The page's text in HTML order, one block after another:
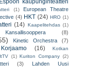
Espoon kaupunginteatteri
(1)
European Theatre
(4) HKT (24) HRO (1)
(14) Kaapelitehdas (1)
Kansallisooppera (8)
Kinetic Orchestra (7)
Korjaamo (16)
Kotkan
(1) Kuriton Company (2)
(3)
Lahden Uusi